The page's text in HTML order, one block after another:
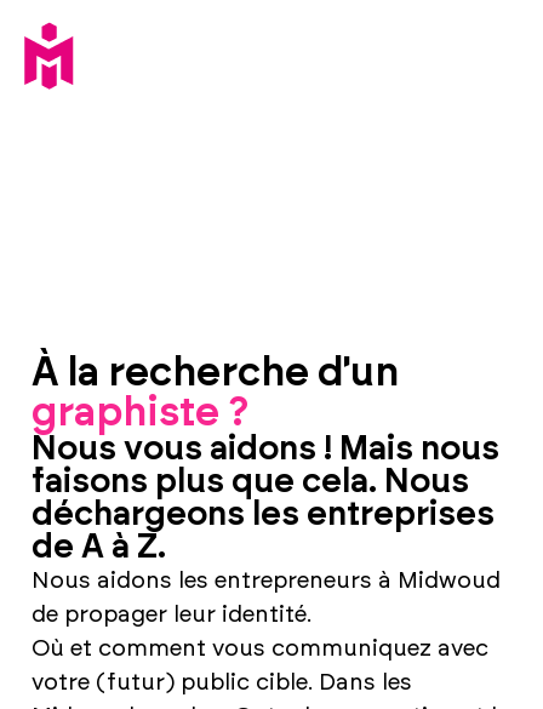
À la recherche d'un
graphiste ?
Nous vous aidons ! Mais nous
faisons plus que cela. Nous
déchargeons les entreprises
de A à Z.
Nous aidons les entrepreneurs à Midwoud
de propager leur identité.
Où et comment vous communiquez avec
votre (futur) public cible. Dans les